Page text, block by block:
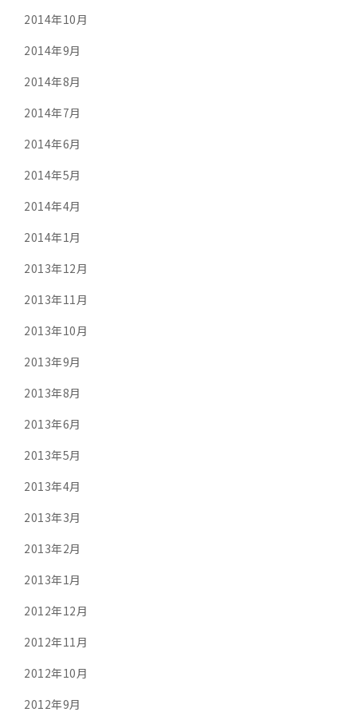
2014年10月
2014年9月
2014年8月
2014年7月
2014年6月
2014年5月
2014年4月
2014年1月
2013年12月
2013年11月
2013年10月
2013年9月
2013年8月
2013年6月
2013年5月
2013年4月
2013年3月
2013年2月
2013年1月
2012年12月
2012年11月
2012年10月
2012年9月